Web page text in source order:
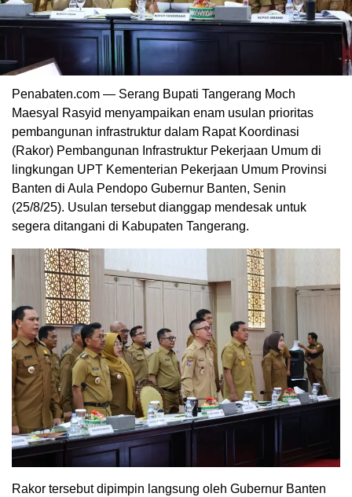
Penabaten.com — Serang Bupati Tangerang Moch
Maesyal Rasyid menyampaikan enam usulan prioritas
pembangunan infrastruktur dalam Rapat Koordinasi
(Rakor) Pembangunan Infrastruktur Pekerjaan Umum di
lingkungan UPT Kementerian Pekerjaan Umum Provinsi
Banten di Aula Pendopo Gubernur Banten, Senin
(25/8/25). Usulan tersebut dianggap mendesak untuk
segera ditangani di Kabupaten Tangerang.
Rakor tersebut dipimpin langsung oleh Gubernur Banten